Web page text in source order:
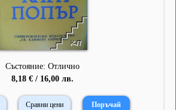
Състояние: Отлично
8,18 € / 16,00 лв.
Сравни цени